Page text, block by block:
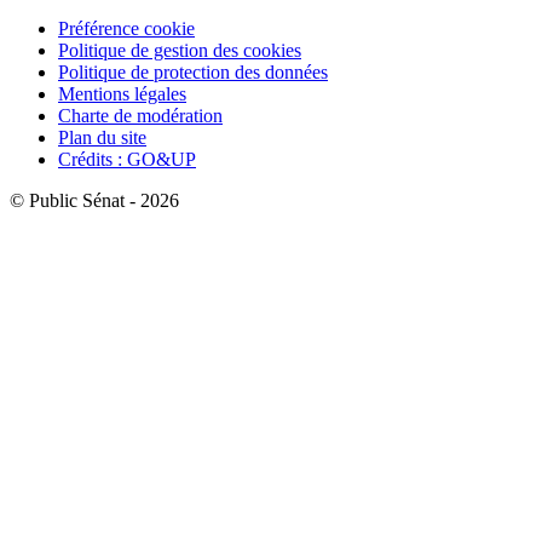
Préférence cookie
Politique de gestion des cookies
Politique de protection des données
Mentions légales
Charte de modération
Plan du site
Crédits : GO&UP
© Public Sénat - 2026